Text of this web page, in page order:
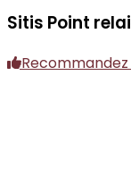
Sitis Point
Recommandez